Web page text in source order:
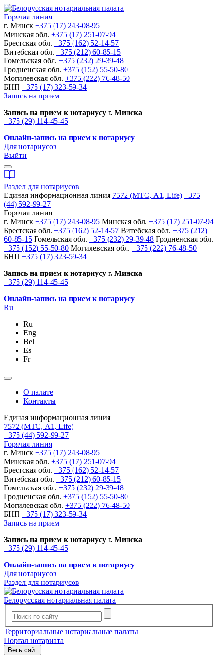
Горячая линия
г. Минск +375 (17) 243-08-95
Минская обл. +375 (17) 251-07-94
Брестская обл. +375 (162) 52-14-57
Витебская обл. +375 (212) 60-85-15
Гомельская обл. +375 (232) 29-39-48
Гродненская обл. +375 (152) 55-50-80
Могилевская обл. +375 (222) 76-48-50
БНП +375 (17) 323-59-34
Запись на прием
Запись на прием к нотариусу г. Минска
+375 (29) 114-45-45
Онлайн-запись на прием к нотариусу
Для нотариусов
Выйти
Раздел для нотариусов
Единая информационная линия 7572 (МТС, A1, Life) +375
(44) 592-99-27
Горячая линия
г. Минск +375 (17) 243-08-95 Минская обл. +375 (17) 251-07-94
Брестская обл. +375 (162) 52-14-57 Витебская обл. +375 (212)
60-85-15 Гомельская обл. +375 (232) 29-39-48 Гродненская обл.
+375 (152) 55-50-80 Могилевская обл. +375 (222) 76-48-50
БНП +375 (17) 323-59-34
Запись на прием к нотариусу г. Минска
+375 (29) 114-45-45
Онлайн-запись на прием к нотариусу
Ru
Ru
Eng
Bel
Es
Fr
О палате
Контакты
Единая информационная линия
7572 (МТС, A1, Life)
+375 (44) 592-99-27
Горячая линия
г. Минск +375 (17) 243-08-95
Минская обл. +375 (17) 251-07-94
Брестская обл. +375 (162) 52-14-57
Витебская обл. +375 (212) 60-85-15
Гомельская обл. +375 (232) 29-39-48
Гродненская обл. +375 (152) 55-50-80
Могилевская обл. +375 (222) 76-48-50
БНП +375 (17) 323-59-34
Запись на прием
Запись на прием к нотариусу г. Минска
+375 (29) 114-45-45
Онлайн-запись на прием к нотариусу
Для нотариусов
Раздел для нотариусов
Белорусская нотариальная палата
Территориальные нотариальные палаты
Портал нотариата
Весь сайт